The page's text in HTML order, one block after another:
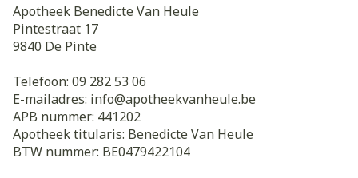
Apotheek Benedicte Van Heule
Pintestraat 17
9840 De Pinte
Telefoon: 09 282 53 06
E-mailadres: info@apotheekvanheule.be
APB nummer: 441202
Apotheek titularis: Benedicte Van Heule
BTW nummer: BE0479422104